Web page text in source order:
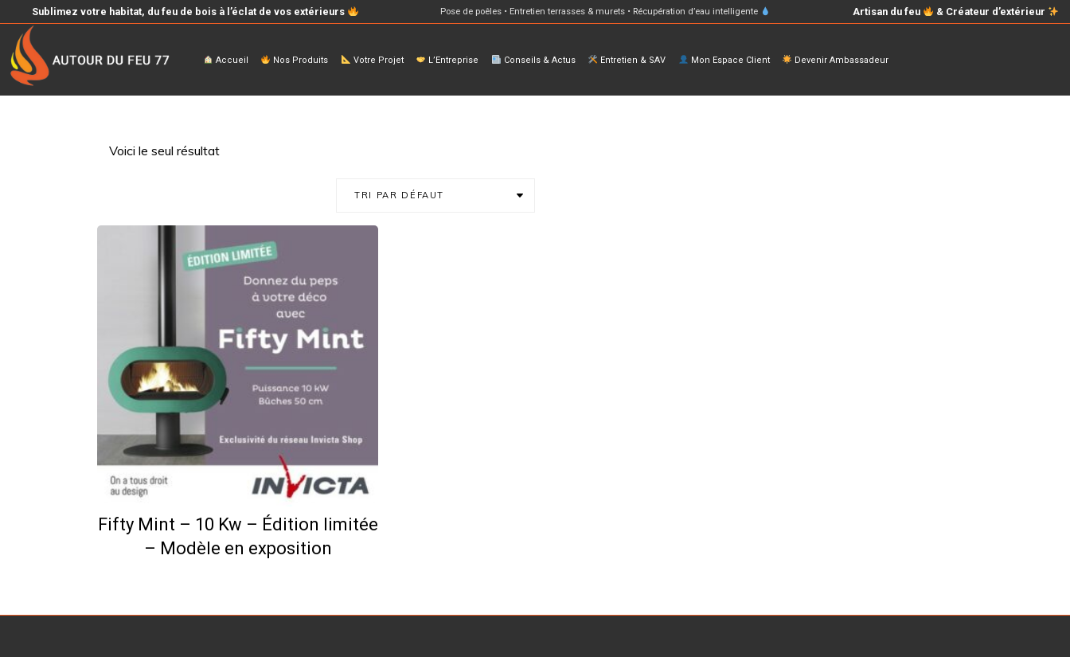
Sublimez votre habitat, du feu de bois à l’éclat de vos extérieurs Pose de poêles • Entretien terrasses & murets • Récupération d’eau intelligente Artisan du feu & Créateur d’extérieur
Accueil Nos Produits Votre Projet L’Entreprise Conseils & Actus Entretien & SAV Mon Espace Client Devenir Ambassadeur
Voici le seul résultat
TRI PAR DÉFAUT
Fifty Mint – 10 Kw – Édition limitée
– Modèle en exposition